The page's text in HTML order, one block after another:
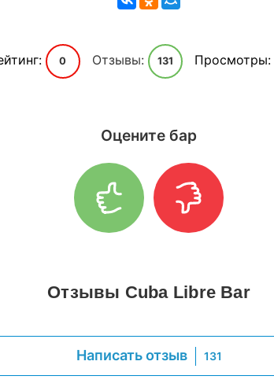
0 Отзывы: 131 Просмотры:
Оцените бар
Отзывы Cuba Libre Bar
Написать отзыв 131